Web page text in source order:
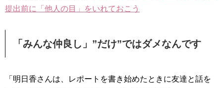
提出前に「他人の目」をいれておこう
「みんな仲良し」”だけ”ではダメなんです
「明日香さんは、レポートを書き始めたときに友達と話を